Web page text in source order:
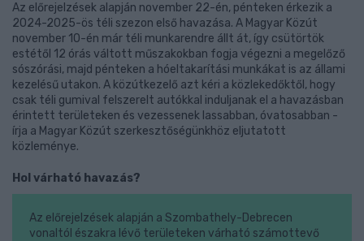
Az előrejelzések alapján november 22-én, pénteken érkezik a
2024-2025-ös téli szezon első havazása. A Magyar Közút
november 10-én már téli munkarendre állt át, így csütörtök
estétől 12 órás váltott műszakokban fogja végezni a megelőző
sószórási, majd pénteken a hóeltakarítási munkákat is az állami
kezelésű utakon. A közútkezelő azt kéri a közlekedőktől, hogy
csak téli gumival felszerelt autókkal induljanak el a havazásban
érintett területeken és vezessenek lassabban, óvatosabban -
írja a Magyar Közút szerkesztőségünkhöz eljutatott
közleménye.
Hol várható havazás?
Az előrejelzések alapján a Szombathely-Debrecen
vonaltól északra lévő területeken várható számottevő